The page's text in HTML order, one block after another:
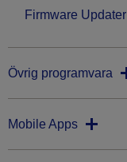
Firmware Updater
Övrig programvara
Mobile Apps